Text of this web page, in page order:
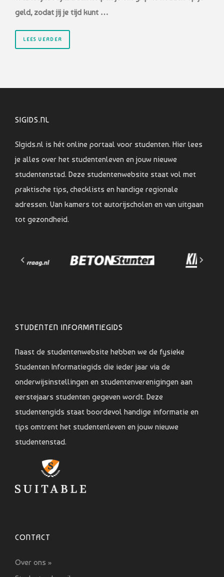
geld, zodat jij je tijd kunt …
LEES VERDER
SIGIDS.NL
SIgids.nl is hét online portaal voor studenten. Hier lees
je alles over het studentenleven en jouw nieuwe
studentenstad. Deze studentenwebsite staat vol met
praktische tips, checklists en handige regionale
adressen. Van kamers tot autorijscholen en van uitgaan
tot gezondheid.
STUDENTEN INFORMATIEGIDS
Naast de studentenwebsite hebben we de fysieke
Studenten Informatiegids die ieder jaar via de
onderwijsinstellingen en studentenverenigingen aan
eerstejaars studenten gegeven wordt. Deze
studentengids staat boordevol handige informatie en
tips omtrent het studentenleven en jouw nieuwe
studentenstad.
CONTACT
Over ons »